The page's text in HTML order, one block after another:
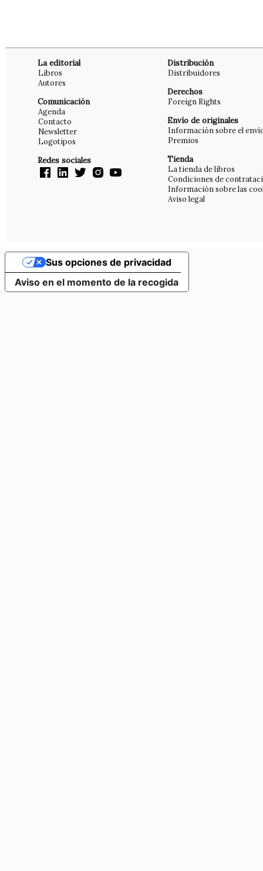
La editorial
Libros
Autores
Comunicación
Agenda
Contacto
Newsletter
Logotipos
Redes sociales
Distribución
Distribuidores
Derechos
Foreign Rights
Envío de originales
Información sobre el
Premios
Tienda
La tienda de libros
Condiciones de
Información sobre las
Aviso legal
Aviso en el momento de la recogida
Sus opciones de privacidad